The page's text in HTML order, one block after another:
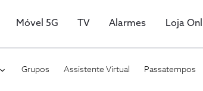
Móvel 5G TV Alarmes Loja
Grupos Assistente Virtual Passatempos